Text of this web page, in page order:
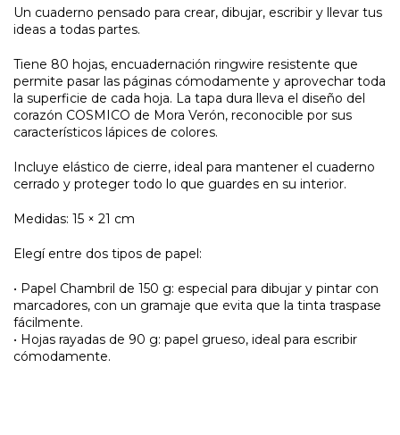
Un cuaderno pensado para crear, dibujar, escribir y llevar tus
ideas a todas partes.
Tiene 80 hojas, encuadernación ringwire resistente que
permite pasar las páginas cómodamente y aprovechar toda
la superficie de cada hoja. La tapa dura lleva el diseño del
corazón COSMICO de Mora Verón, reconocible por sus
característicos lápices de colores.
Incluye elástico de cierre, ideal para mantener el cuaderno
cerrado y proteger todo lo que guardes en su interior.
Medidas: 15 × 21 cm
Elegí entre dos tipos de papel:
• Papel Chambril de 150 g: especial para dibujar y pintar con
marcadores, con un gramaje que evita que la tinta traspase
fácilmente.
• Hojas rayadas de 90 g: papel grueso, ideal para escribir
cómodamente.